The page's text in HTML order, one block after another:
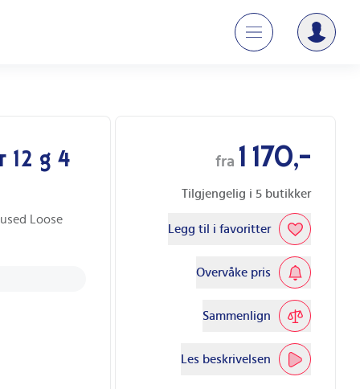
12 g 4
Loose
fra 1 170,-
Tilgjengelig i 5 butikker
Legg til i favoritter
Overvåke pris
Sammenlign
Les beskrivelsen